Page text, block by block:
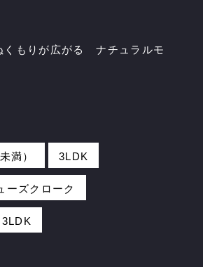
くもりが広がる ナチュラルモ
満） 3LDK
ーズクローク
3LDK